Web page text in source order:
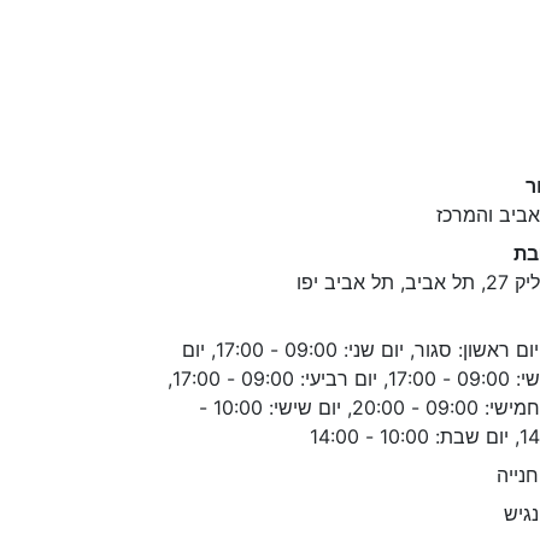
והמרכז
תל אביב יפו
יום ראשון: סגור, יום שני: 09:00 - 17:00, יום
שלישי: 09:00 - 17:00, יום רביעי: 09:00 - 17:00,
יום חמישי: 09:00 - 20:00, יום שישי: 10:00 -
- 14:00
חנייה
נגיש